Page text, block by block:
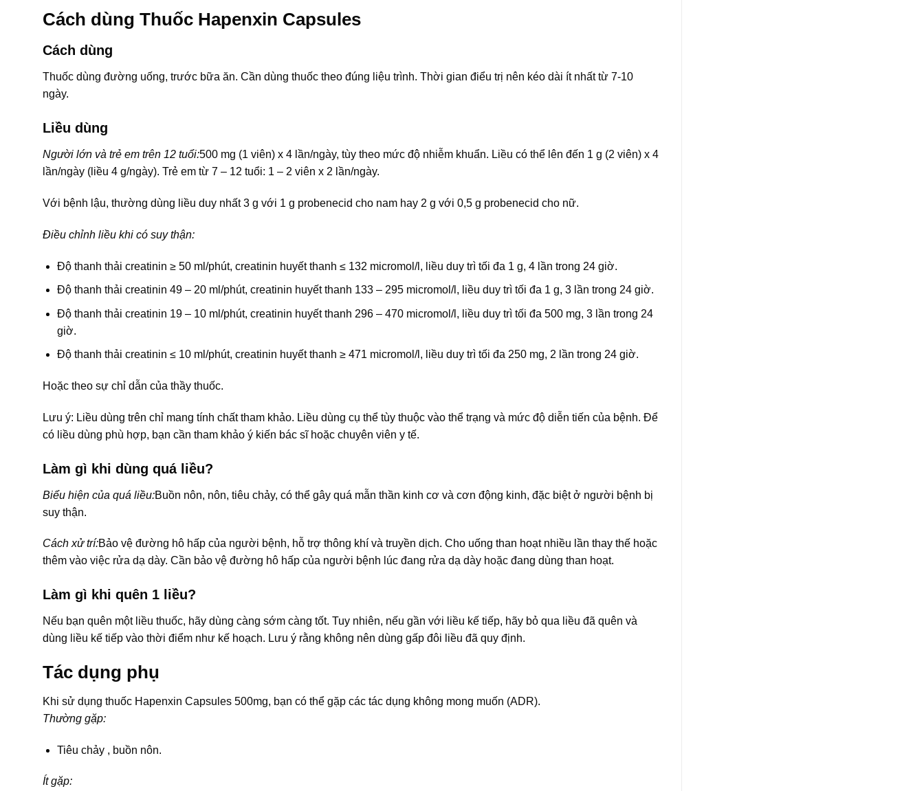
Cách dùng Thuốc Hapenxin Capsules
Cách dùng
Thuốc dùng đường uống, trước bữa ăn. Cần dùng thuốc theo đúng liệu trình. Thời gian điểu trị nên kéo dài ít nhất từ 7-10
ngày.
Liều dùng
Người lớn và trẻ em trên 12 tuổi:500 mg (1 viên) x 4 lần/ngày, tùy theo mức độ nhiễm khuẩn. Liều có thể lên đến 1 g (2 viên) x 4
lần/ngày (liều 4 g/ngày). Trẻ em từ 7 – 12 tuổi: 1 – 2 viên x 2 lần/ngày.
Với bệnh lậu, thường dùng liều duy nhất 3 g với 1 g probenecid cho nam hay 2 g với 0,5 g probenecid cho nữ.
Điều chỉnh liều khi có suy thận:
Độ thanh thải creatinin ≥ 50 ml/phút, creatinin huyết thanh ≤ 132 micromol/l, liều duy trì tối đa 1 g, 4 lần trong 24 giờ.
Độ thanh thải creatinin 49 – 20 ml/phút, creatinin huyết thanh 133 – 295 micromol/l, liều duy trì tối đa 1 g, 3 lần trong 24 giờ.
Độ thanh thải creatinin 19 – 10 ml/phút, creatinin huyết thanh 296 – 470 micromol/l, liều duy trì tối đa 500 mg, 3 lần trong 24
giờ.
Độ thanh thải creatinin ≤ 10 ml/phút, creatinin huyết thanh ≥ 471 micromol/l, liều duy trì tối đa 250 mg, 2 lần trong 24 giờ.
Hoặc theo sự chỉ dẫn của thầy thuốc.
Lưu ý: Liều dùng trên chỉ mang tính chất tham khảo. Liều dùng cụ thể tùy thuộc vào thể trạng và mức độ diễn tiến của bệnh. Để
có liều dùng phù hợp, bạn cần tham khảo ý kiến bác sĩ hoặc chuyên viên y tế.
Làm gì khi dùng quá liều?
Biểu hiện của quá liều:Buồn nôn, nôn, tiêu chảy, có thể gây quá mẫn thần kinh cơ và cơn động kinh, đặc biệt ở người bệnh bị
suy thận.
Cách xử trí:Bảo vệ đường hô hấp của người bệnh, hỗ trợ thông khí và truyền dịch. Cho uống than hoạt nhiều lần thay thế hoặc
thêm vào việc rửa dạ dày. Cần bảo vệ đường hô hấp của người bệnh lúc đang rửa dạ dày hoặc đang dùng than hoạt.
Làm gì khi quên 1 liều?
Nếu bạn quên một liều thuốc, hãy dùng càng sớm càng tốt. Tuy nhiên, nếu gần với liều kế tiếp, hãy bỏ qua liều đã quên và
dùng liều kế tiếp vào thời điểm như kế hoạch. Lưu ý rằng không nên dùng gấp đôi liều đã quy định.
Tác dụng phụ
Khi sử dụng thuốc Hapenxin Capsules 500mg, bạn có thể gặp các tác dụng không mong muốn (ADR).
Thường gặp:
Tiêu chảy , buồn nôn.
Ít gặp: